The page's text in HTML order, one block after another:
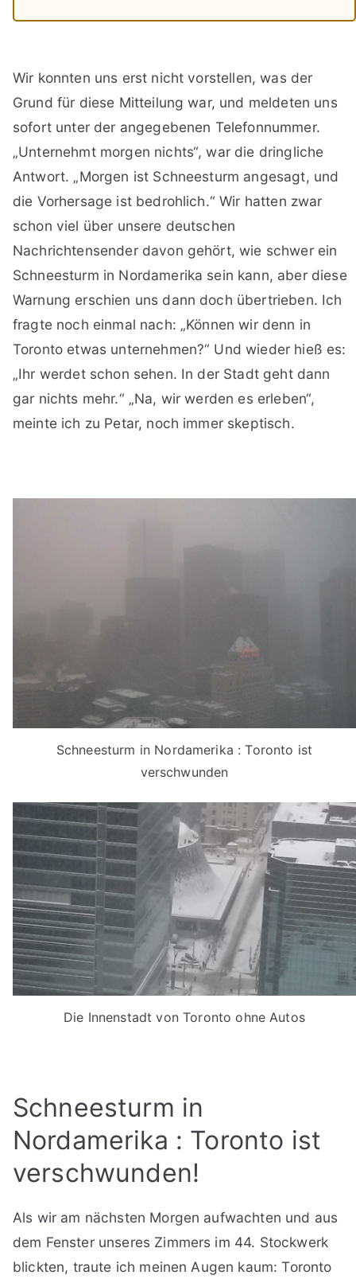
Wir konnten uns erst nicht vorstellen, was der
Grund für diese Mitteilung war, und meldeten uns
sofort unter der angegebenen Telefonnummer.
„Unternehmt morgen nichts“, war die dringliche
Antwort. „Morgen ist Schneesturm angesagt, und
die Vorhersage ist bedrohlich.“ Wir hatten zwar
schon viel über unsere deutschen
Nachrichtensender davon gehört, wie schwer ein
Schneesturm in Nordamerika sein kann, aber diese
Warnung erschien uns dann doch übertrieben. Ich
fragte noch einmal nach: „Können wir denn in
Toronto etwas unternehmen?“ Und wieder hieß es:
„Ihr werdet schon sehen. In der Stadt geht dann
gar nichts mehr.“ „Na, wir werden es erleben“,
meinte ich zu Petar, noch immer skeptisch.
Schneesturm in Nordamerika : Toronto ist
verschwunden
Die Innenstadt von Toronto ohne Autos
Schneesturm in
Nordamerika : Toronto ist
verschwunden!
Als wir am nächsten Morgen aufwachten und aus
dem Fenster unseres Zimmers im 44. Stockwerk
blickten, traute ich meinen Augen kaum: Toronto